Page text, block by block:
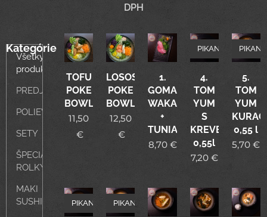
DPH
Kategórie
Všetky
produkty
PREDJEDLÁ
POLIEVKY
SETY
ŠPECIÁLNE
ROLKY
MAKI
SUSHI
TOFU
POKE
BOWL
11,50
€
LOSOS
POKE
BOWL
12,50
€
1.
GOMA
WAKAME
+
TUNIAK
8,70€
4.
TOM
YUM
S
KREVETAMI
0,55l
PIKANT
7,20€
5.
TOM
YUM
0,55 l
PIKANT
5,70 €
PIKANT PIKANT